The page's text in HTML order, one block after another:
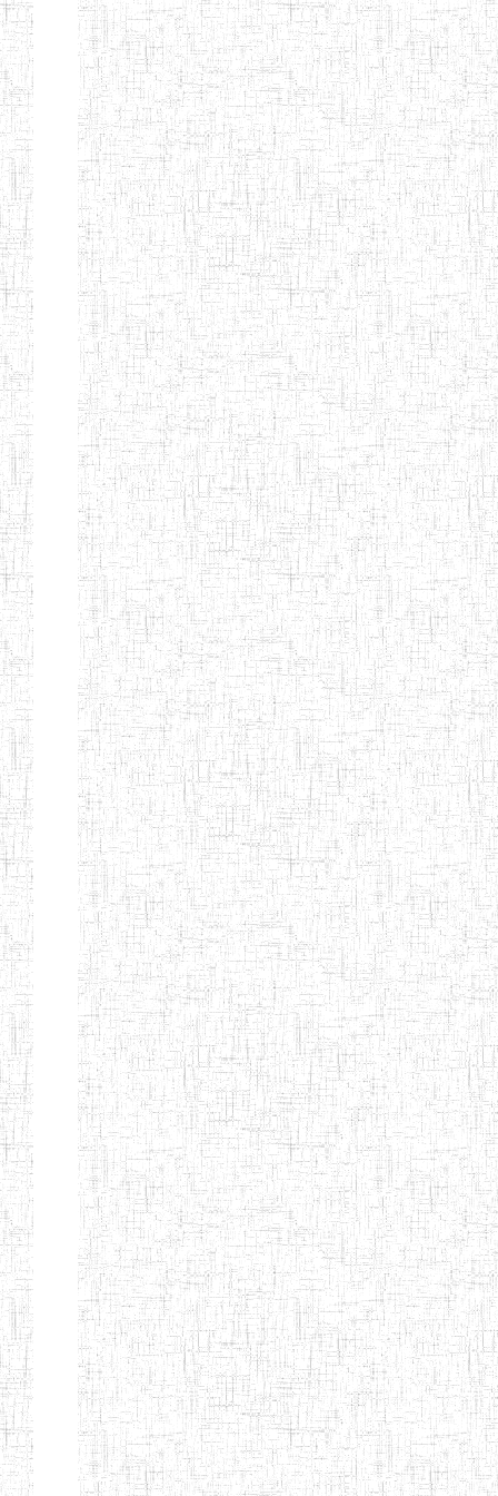
SAINT
ANDREW'S BTTC
28/12/2007 ENIEG
MODEL
INCLUSIVE
BILINGUAL
TEACHER
TRAINING
INSTITUTE
08/09/2015 ENIEG
CEFED/SPED/TTI
SANTA
17/11/2008 ENIEG
PTTC MBENGWI 06/08/1990 ENIEG
FULL GOSPEL
BTTC MBENGWI
02/10/1998 ENIEG
BAPTIST
TEACHERS
TRAINING
COLLEGE
08/08/1983 ENIEG
KENCHOLIA
TEACHER'S
TRAINING
COLLEGE
"K.T.T.C NDOP"
15/09/2015 ENIEG
ENIEG PRIVEE
BILINGUE
LAIQUE LES
PERFORMANCES
PEDAGOGIQUES
01/09/2015 ENIEG
ENIEG DU HAUT
NKAM
12/08/2013 ENIEG
ENIEG BILINGUE
DE L'IPEP DE
BANDJOUN
05/09/2003 ENIEG
ENIEG PRIVEE
NANFAH
07/09/2012 ENIEG
ENPIEG TERESA
JANE
14/03/2014 ENIEG